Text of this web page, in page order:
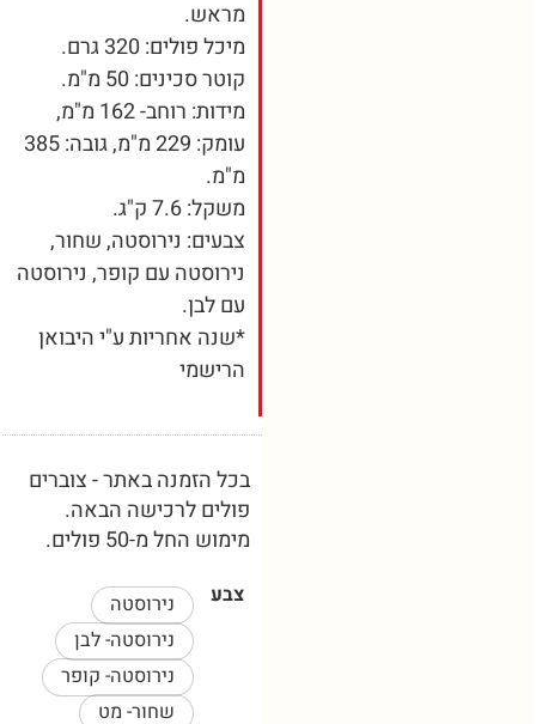
מיכל פולים: 320 גרם.
קוטר סכינים: 50 מ"מ.
מידות: רוחב- 162 מ"מ,
עומק: 229 מ"מ, גובה: 385
צבעים: נירוסטה, שחור,
נירוסטה עם קופר, נירוסטה
*שנה אחריות ע"י היבואן
בכל הזמנה באתר - צוברים
פולים לרכישה הבאה.
מימוש החל מ-50 פולים.
נירוסטה
נירוסטה- לבן
נירוסטה- קופר
שחור- מט